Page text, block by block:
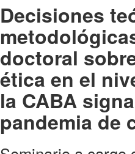
Decisiones
doctoral
ética en el
la CABA
pandemia de